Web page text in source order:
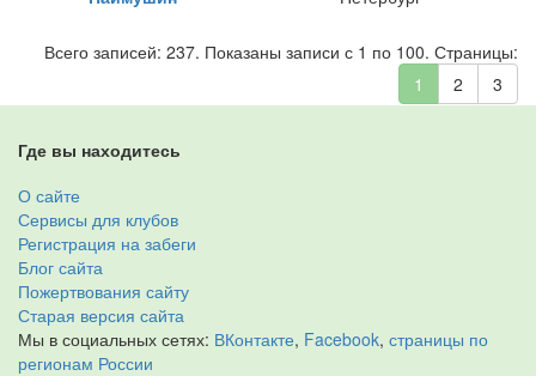
Всего записей: 237. Показаны записи с 1 по 100. Страницы:
1
2 3
Где вы находитесь
О сайте
Сервисы для клубов
Регистрация на забеги
Блог сайта
Пожертвования сайту
Старая версия сайта
Мы в социальных сетях: ВКонтакте, Facebook, страницы по
регионам России